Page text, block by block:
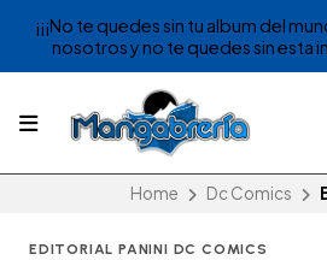
¡¡¡No te quedes sin tu album del
nosotros y no te quedes sin esta
Home Dc Comics
EDITORIAL PANINI DC COMICS